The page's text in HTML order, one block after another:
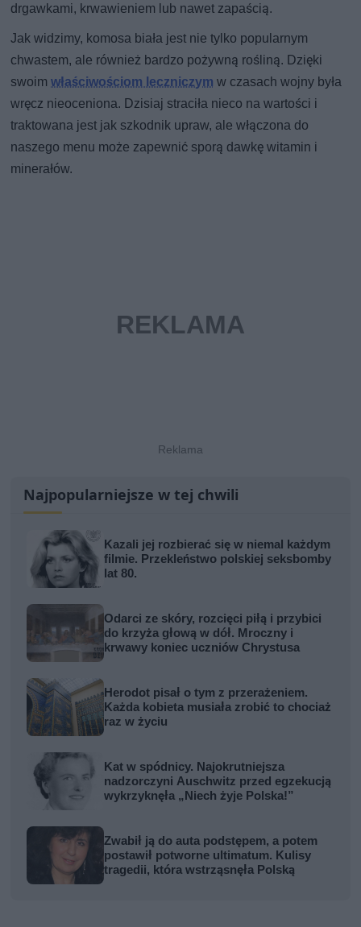
drgawkami, krwawieniem lub nawet zapaścią.
Jak widzimy, komosa biała jest nie tylko popularnym
chwastem, ale również bardzo pożywną rośliną. Dzięki
swoimwłaściwościom leczniczym w czasach wojny była
wręcz nieoceniona. Dzisiaj straciła nieco na wartości i
traktowana jest jak szkodnik upraw, ale włączona do
naszego menu może zapewnić sporą dawkę witamin i
minerałów.
Najpopularniejsze w tej chwili
Kazali jej rozbierać się w niemal każdym
filmie. Przekleństwo polskiej seksbomby
lat 80.
Odarci ze skóry, rozcięci piłą i przybici
do krzyża głową w dół. Mroczny i
krwawy koniec uczniów Chrystusa
Herodot pisał o tym z przerażeniem.
Każda kobieta musiała zrobić to chociaż
raz w życiu
Kat w spódnicy. Najokrutniejsza
nadzorczyni Auschwitz przed egzekucją
wykrzyknęła „Niech żyje Polska!”
Zwabił ją do auta podstępem, a potem
postawił potworne ultimatum. Kulisy
tragedii, która wstrząsnęła Polską